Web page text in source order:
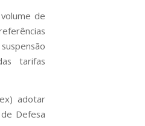
de
tarifas
adotar
Defesa